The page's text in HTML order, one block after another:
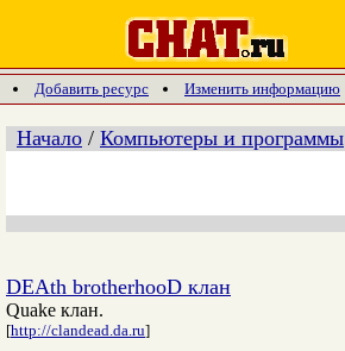
Добавить ресурс Изменить информацию
Начало / Компьютеры и программы
DEAth brotherhooD клан
Quake клан.
[http://clandead.da.ru]